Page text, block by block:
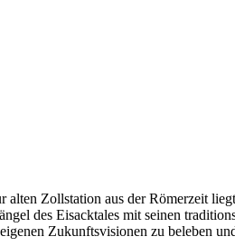
alten Zollstation aus der Römerzeit
des Eisacktales mit seinen
Zukunftsvisionen zu beleben